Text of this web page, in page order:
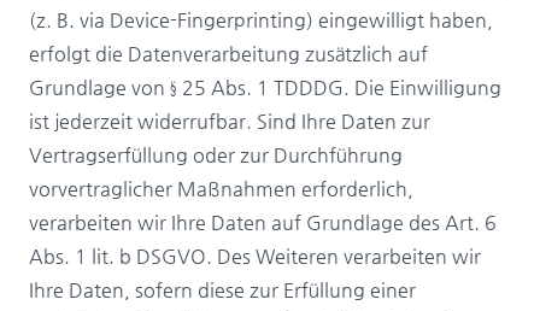
(z. B. via Device-Fingerprinting) eingewilligt haben,
erfolgt die Datenverarbeitung zusätzlich auf
Grundlage von § 25 Abs. 1 TDDDG. Die Einwilligung
ist jederzeit widerrufbar. Sind Ihre Daten zur
Vertragserfüllung oder zur Durchführung
vorvertraglicher Maßnahmen erforderlich,
verarbeiten wir Ihre Daten auf Grundlage des Art. 6
Abs. 1 lit. b DSGVO. Des Weiteren verarbeiten wir
Ihre Daten, sofern diese zur Erfüllung einer